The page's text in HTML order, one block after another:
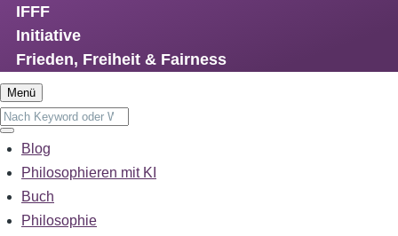
Direkt
zum
Inhalt
IFFF
Initiative
Frieden, Freiheit & Fairness
Menü
Suche
Suche
Main
navigation
Blog
Philosophieren mit KI
Buch
Philosophie